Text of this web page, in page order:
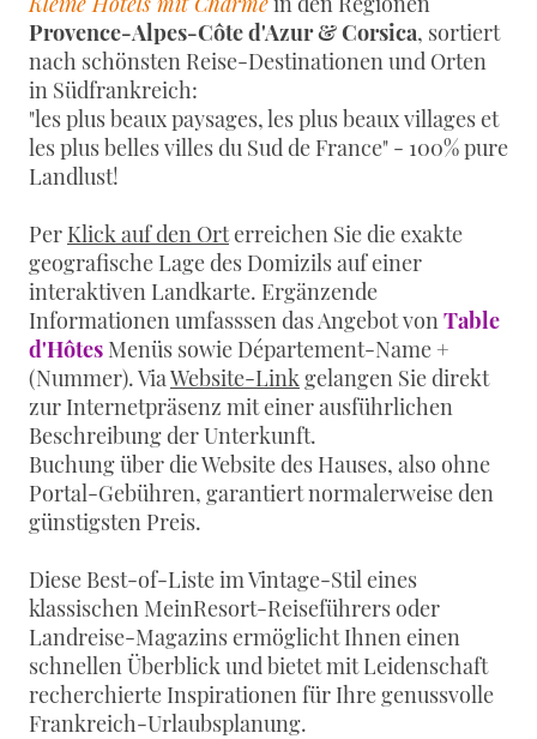
Provence-Alpes-Côte d'Azur & Corsica, sortiert
nach schönsten Reise-Destinationen und Orten
in Südfrankreich:
"les plus beaux paysages, les plus beaux villages et
les plus belles villes du Sud de France" - 100% pure
Landlust!
Per Klick auf den Orterreichen Sie die exakte
geografische Lage des Domizils auf einer
interaktiven Landkarte. Ergänzende
Informationen umfasssen das Angebot von Table
d'Hôtes Menüs sowie Département-Name +
(Nummer). ViaWebsite-Link gelangen Sie direkt
zur Internetpräsenz mit einer ausführlichen
Beschreibung der Unterkunft.
Buchung über die Website des Hauses, also ohne
Portal-Gebühren, garantiert normalerweise den
günstigsten Preis.
Diese Best-of-Liste im Vintage-Stil eines
klassischen MeinResort-Reiseführers oder
Landreise-Magazins ermöglicht Ihnen einen
schnellen Überblick und bietet mit Leidenschaft
recherchierte Inspirationen für Ihre genussvolle
Frankreich-Urlaubsplanung.